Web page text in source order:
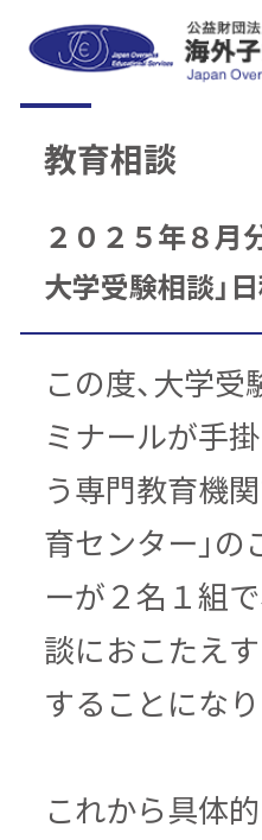
教育相談
２０２５年８月
大学受験相談」
この度、大学
ミナールが手
う専門教育機
育センター」の
ーが２名１組
談におこたえ
することになり
これから具体